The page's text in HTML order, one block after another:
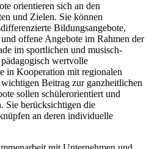
orientieren sich an den
und Zielen. Sie können
Bildungsangebote,
offene Angebote im Rahmen der
im sportlichen und musisch-
wertvolle
in Kooperation mit regionalen
Beitrag zur ganzheitlichen
sollen schülerorientiert und
Sie berücksichtigen die
an deren individuelle